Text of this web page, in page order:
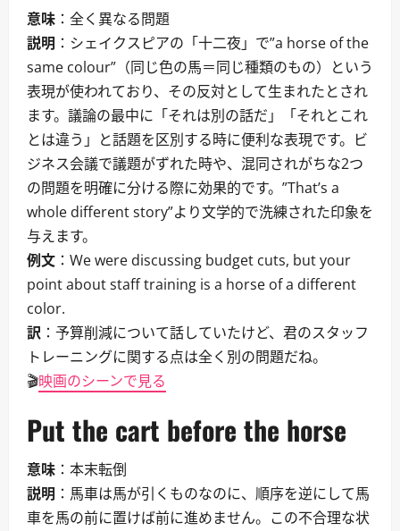
意味 ：全く異なる問題
説明 ：シェイクスピアの「十二夜」で”a horse of the
same colour”（同じ色の馬＝同じ種類のもの）という
表現が使われており、その反対として生まれたとされ
ます。議論の最中に「それは別の話だ」「それとこれ
とは違う」と話題を区別する時に便利な表現です。ビ
ジネス会議で議題がずれた時や、混同されがちな2つ
の問題を明確に分ける際に効果的です。”That’s a
whole different story”より文学的で洗練された印象を
与えます。
例文 ：We were discussing budget cuts, but your
point about staff training is a horse of a different
color.
訳 ：予算削減について話していたけど、君のスタッフ
トレーニングに関する点は全く別の問題だね。
🎬映画のシーンで見る
Put the cart before the horse
意味 ：本末転倒
説明 ：馬車は馬が引くものなのに、順序を逆にして馬
車を馬の前に置けば前に進めません。この不合理な状